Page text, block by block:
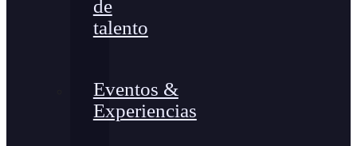
de
talento
Eventos &
Experiencias